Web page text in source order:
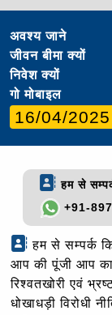
अवश्य जाने
जीवन बीमा क्यों
निवेश क्यों
गो मोबाइल
16/04/2025
हम से
+91-
हम से सम्पर्क
आप की पूंजी आप
रिश्वतखोरी एवं
धोखाधड़ी विरोधी